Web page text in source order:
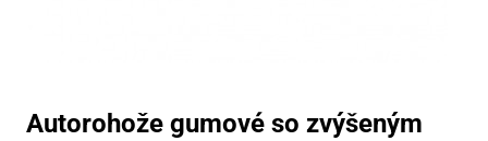
Autorohože gumové so zvýšeným